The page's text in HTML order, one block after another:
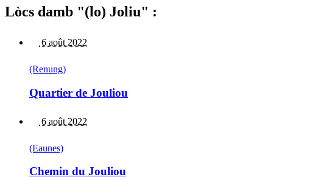
Lòcs damb "(lo) Joliu" :
6 août 2022
(Renung)
Quartier de Jouliou
6 août 2022
(Eaunes)
Chemin du Jouliou